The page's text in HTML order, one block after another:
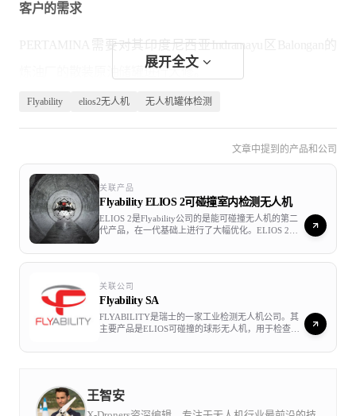
客户的需求
PERTAMINA需要对其印度尼西亚Indramayu区Balongan的
炼油厂的散装原油储罐进行大修。
该油罐体积巨大，可容纳37,000立方米的石油。同时这个
PERTAMINA对该维护项目的要求是：
更新1972年以来油罐的原始图纸，并附有示意图和蓝图。
系统地检查储罐内部，以确定EPC（工程，采购和构造）
为了减少检查人员的风险，使用该油箱作为测试范例，施
工中减少绳索进入和有人进入油箱的次数。
效率。
展开全文
Flyability elios2无人机 无人机罐体检测
文章中提到的产品和公司
关联产品
Flyability ELIOS 2可碰撞室内检测无人机
ELIOS 2是Flyability公司的是能可碰撞无人机的第二
代产品，在一代基础上进行了大幅优化。ELIOS 2配
支持4K高清实时视频查看，一台FLIR的热成像相机，
为ELIOS 2提供了强大的感知能力，最细小裂缝也难
使穿越肮脏的地方,也不会迷失目标。
关联公司
Flyability SA
FLYABILITY是瑞士的一家工业检测无人机公司。其
主要产品是ELIOS可碰撞的球形无人机，用于检查无
化工，海事行业，公共设施，特检，公共安全等行
人机，它使工业公司和检验员可以减少停机时间，检
验成本和对工人的风险。 Flyability在50多个国家/地
区的发电，石油和天然气，化工，海事，基础设施和
王智安